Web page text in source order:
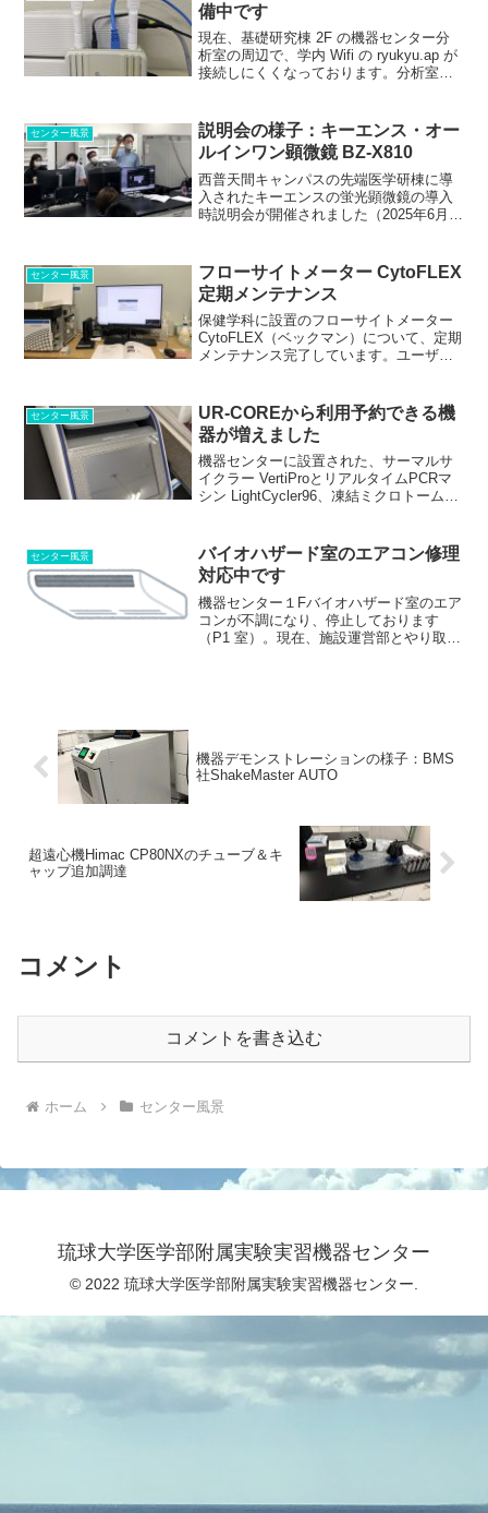
備中です
現在、基礎研究棟 2F の機器センター分
析室の周辺で、学内 Wifi の ryukyu.ap が
接続しにくくなっております。分析室に
かりました。 現在、センターや分析
室...
センター風景
説明会の様子：キーエンス・オー
ルインワン顕微鏡 BZ-X810
西普天間キャンパスの先端医学研棟に導
入されたキーエンスの蛍光顕微鏡の導入
時説明会が開催されました（2025年6月5
が、基礎から応用編、質疑応答まで盛況
のうちに行われました...
センター風景
フローサイトメーター CytoFLEX
定期メンテナンス
保健学科に設置のフローサイトメーター
CytoFLEX（ベックマン）について、定期
メンテナンス完了しています。ユーザー
ース液のみ、残り少なくなっていますの
で、2024....
センター風景
UR-COREから利用予約できる機
器が増えました
機器センターに設置された、サーマルサ
イクラー VertiProとリアルタイムPCRマ
シン LightCycler96、凍結ミクロトーム
きは、UR-C...
センター風景
バイオハザード室のエアコン修理
対応中です
機器センター１Fバイオハザード室のエア
コンが不調になり、停止しております
（P1 室）。現在、施設運営部とやり取り
機器デモンストレーションの様子：BMS
社ShakeMaster AUTO
超遠心機Himac CP80NXのチューブ＆キ
ャップ追加調達
コメント
コメントを書き込む
ホーム センター風景
琉球大学医学部附属実験実習機器センター
© 2022 琉球大学医学部附属実験実習機器センター.